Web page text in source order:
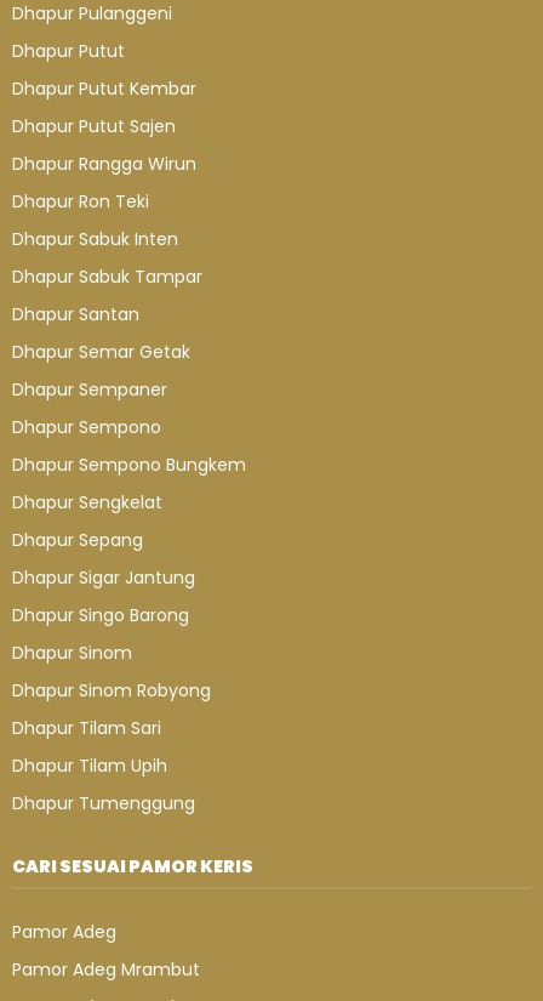
Dhapur Pulanggeni
Dhapur Putut
Dhapur Putut Kembar
Dhapur Putut Sajen
Dhapur Rangga Wirun
Dhapur Ron Teki
Dhapur Sabuk Inten
Dhapur Sabuk Tampar
Dhapur Santan
Dhapur Semar Getak
Dhapur Sempaner
Dhapur Sempono
Dhapur Sempono Bungkem
Dhapur Sengkelat
Dhapur Sepang
Dhapur Sigar Jantung
Dhapur Singo Barong
Dhapur Sinom
Dhapur Sinom Robyong
Dhapur Tilam Sari
Dhapur Tilam Upih
Dhapur Tumenggung
CARI SESUAI PAMOR KERIS
Pamor Adeg
Pamor Adeg Mrambut